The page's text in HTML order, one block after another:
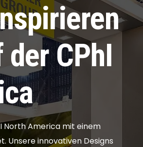
CPhI
North America mit einem
Unsere innovativen Designs